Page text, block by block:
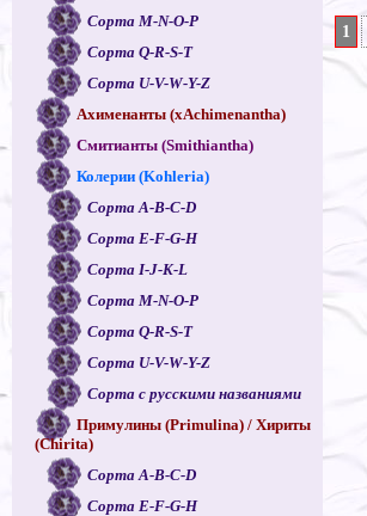
Сорта M-N-O-P
Сорта Q-R-S-T
Сорта U-V-W-Y-Z
Ахименанты (xAchimenantha)
Смитианты (Smithiantha)
Колерии (Kohleria)
Сорта A-B-C-D
Сорта E-F-G-H
Сорта I-J-K-L
Сорта M-N-O-P
Сорта Q-R-S-T
Сорта U-V-W-Y-Z
Сорта с русскими названиями
Примулины (Primulina) / Хириты
(Chirita)
Сорта A-B-C-D
Сорта E-F-G-H
1